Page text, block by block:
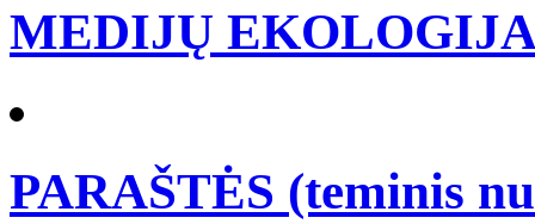
MEDIJŲ
PARAŠTĖS (teminis